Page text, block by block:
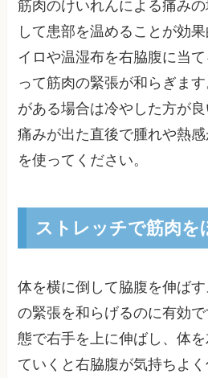
筋肉のけいれんによる痛み
して患部を温めることが効
イロや温湿布を右脇腹に当
って筋肉の緊張が和らぎま
がある場合は冷やした方が良
痛みが出た直後で腫れや熱
を使ってください。
ストレッチで筋肉を
体を横に倒して脇腹を伸ば
の緊張を和らげるのに有効
態で右手を上に伸ばし、体
ていくと右脇腹が気持ちよ